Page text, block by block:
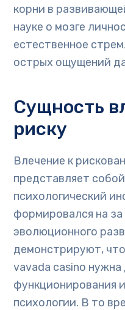
корни в
науке о мозге
естественное
острых ощущений
Сущность
риску
Влечение к
представляет
психологический
формировался на
эволюционного
демонстрируют,
vavada casino нужна
функционирования
психологии. В то